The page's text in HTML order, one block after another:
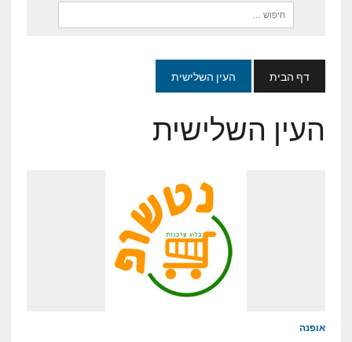
חיפוש:
דף הבית העין השלישית
העין השלישית
אופנה